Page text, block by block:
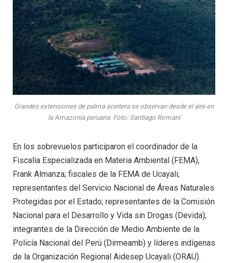
Grandes extensiones de palma aceitera se observan desde el aire en
la Amazonía peruana. Foto: Santiago Romaní
En los sobrevuelos participaron el coordinador de la
Fiscalía Especializada en Materia Ambiental (FEMA),
Frank Almanza; fiscales de la FEMA de Ucayali;
representantes del Servicio Nacional de Áreas Naturales
Protegidas por el Estado; representantes de la Comisión
Nacional para el Desarrollo y Vida sin Drogas (Devida);
integrantes de la Dirección de Medio Ambiente de la
Policía Nacional del Perú (Dirmeamb) y líderes indígenas
de la Organización Regional Aidesep Ucayali (ORAU).